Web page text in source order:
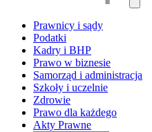
Prawnicy i sądy
Podatki
Kadry i BHP
Prawo w biznesie
Samorząd i administracja
Szkoły i uczelnie
Zdrowie
Prawo dla każdego
Akty Prawne